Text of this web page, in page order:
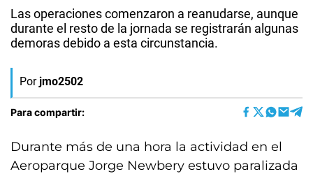
Las operaciones comenzaron a reanudarse, aunque
durante el resto de la jornada se registrarán algunas
demoras debido a esta circunstancia.
Por jmo2502
Para compartir:
Durante más de una hora la actividad en el
Aeroparque Jorge Newbery estuvo paralizada